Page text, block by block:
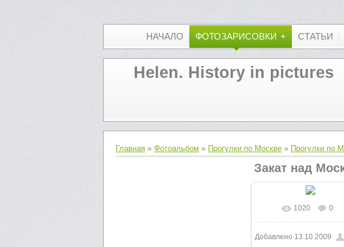
НАЧАЛО ФОТОЗАРИСОВКИ СТАТЬИ
Helen. History in pictures
Главная » Фотоальбом » Прогулки по Москве » Прогулки по
Закат над
В реальном
640x480/ 124.7Kb
1020 0
Добавлено 13.10.2009